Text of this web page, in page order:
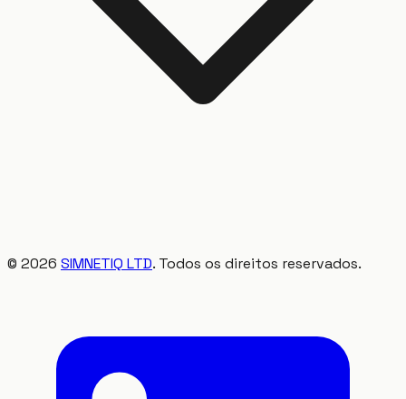
© 2026 SIMNETIQ LTD. Todos os direitos reservados.